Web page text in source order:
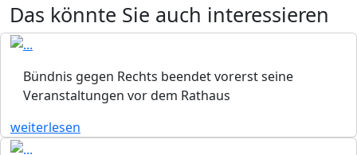
Das könnte Sie auch interessieren
Bündnis gegen Rechts beendet vorerst seine
Veranstaltungen vor dem Rathaus
weiterlesen